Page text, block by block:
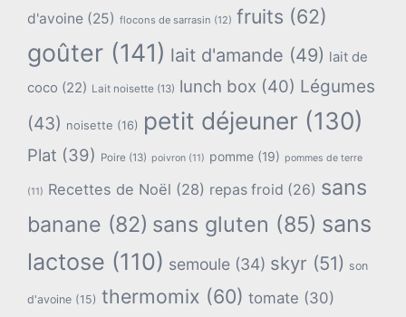
d'avoine (25) flocons de sarrasin (12) fruits (62)
goûter (141) lait d'amande (49) lait de
coco (22) Lait noisette (13) lunch box (40) Légumes
(43) noisette (16) petit déjeuner (130)
Plat (39) Poire (13) poivron (11) pomme (19) pommes de terre
(11) Recettes de Noël (28) repas froid (26) sans
banane (82) sans gluten (85) sans
lactose (110) semoule (34) skyr (51) son
d'avoine (15) thermomix (60) tomate (30)